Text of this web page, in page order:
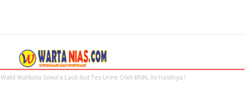
Wakil Walikota Sowa'a Laoli Ikut Tes Urine Oleh BNN, Ini Hasilnya.!